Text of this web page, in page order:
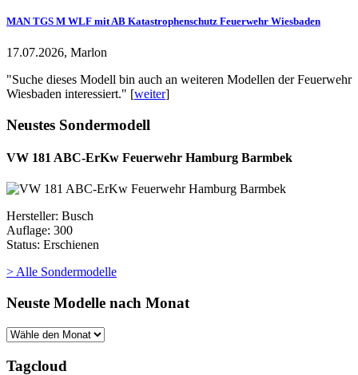
MAN TGS M WLF mit AB Katastrophenschutz Feuerwehr Wiesbaden
17.07.2026, Marlon
"Suche dieses Modell bin auch an weiteren Modellen der Feuerwehr
Wiesbaden interessiert." [weiter]
Neustes Sondermodell
VW 181 ABC-ErKw Feuerwehr Hamburg Barmbek
Hersteller: Busch
Auflage: 300
Status: Erschienen
> Alle Sondermodelle
Neuste Modelle nach Monat
Tagcloud